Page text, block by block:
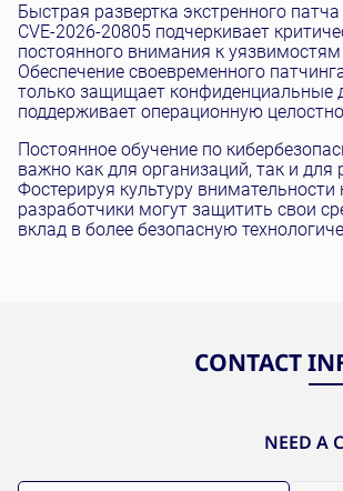
Быстрая развертка экстренного
CVE-2026-20805 подчеркивает
постоянного внимания к уязвимостям
Обеспечение своевременного
только защищает конфиденциальные
поддерживает операционную
Постоянное обучение по
важно как для организаций, так и для
Фостерируя культуру внимательности
разработчики могут защитить свои
вклад в более безопасную
CONTACT
NEED A